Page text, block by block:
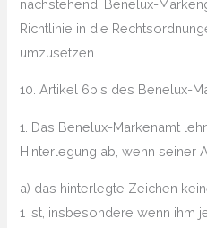
nachstehend: Benelux-
Richtlinie in die
umzusetzen.
10. Artikel 6bis des Benelux-
1. Das Benelux-Markenamt
Hinterlegung ab, wenn seiner
a) das hinterlegte Zeichen
1 ist, insbesondere wenn ihm